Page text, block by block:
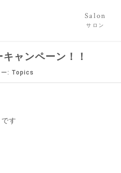
Salon
サロン
ャンペーン！！
: Topics
す